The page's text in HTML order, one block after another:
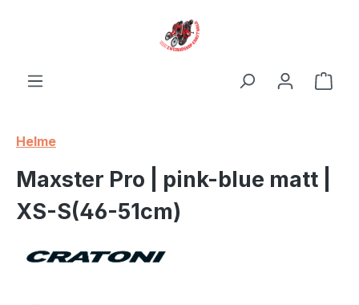
Helme
Maxster Pro | pink-blue matt |
XS-S(46-51cm)